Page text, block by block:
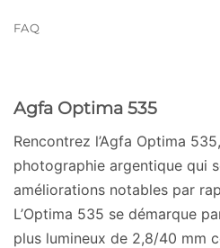
FAQ
Agfa Optima 535
Rencontrez l’Agfa Optima
photographie argentique qui
améliorations notables par
L’Optima 535 se démarque
plus lumineux de 2,8/40 mm